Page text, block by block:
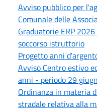
Avviso pubblico per
Comunale delle
Graduatorie ERP
soccorso istruttorio
Progetto anni
Avviso Centro estivo
anni - periodo 29
Ordinanza in materia
stradale relativa alla